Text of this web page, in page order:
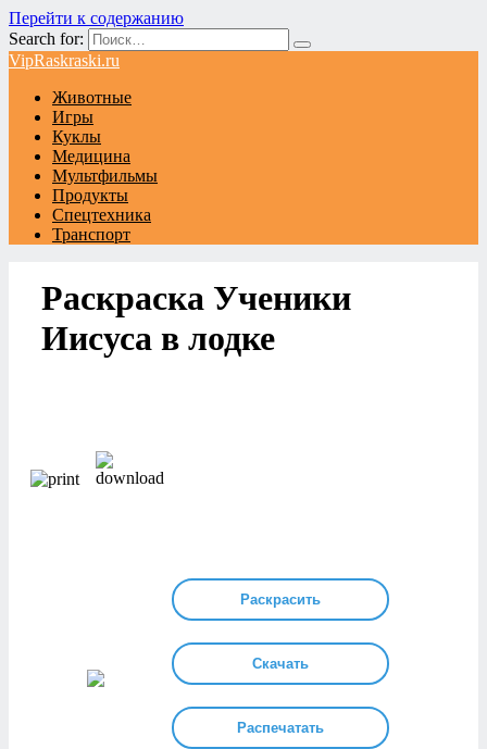
Перейти к содержанию
Search for:
VipRaskraski.ru
Животные
Игры
Куклы
Медицина
Мультфильмы
Продукты
Спецтехника
Транспорт
Раскраска Ученики
Иисуса в лодке
Раскрасить
Скачать
Распечатать